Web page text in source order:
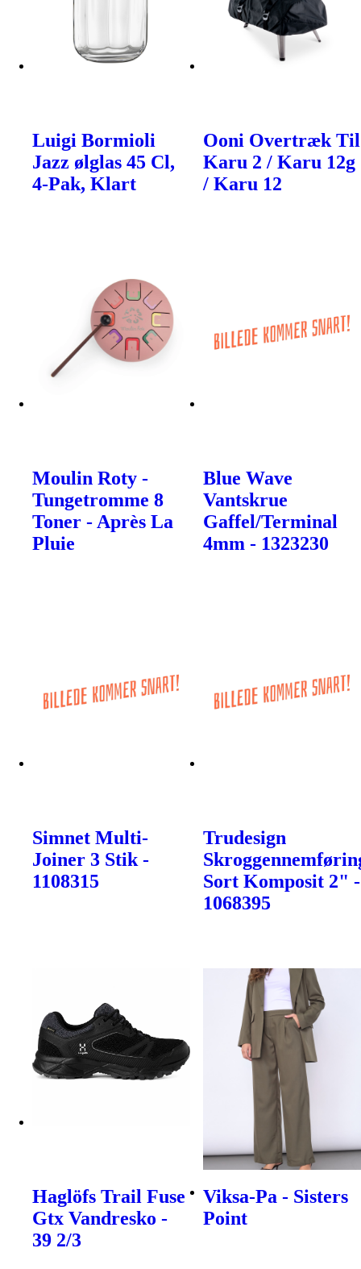
Luigi Bormioli
Jazz ølglas 45 Cl,
4-Pak, Klart
Ooni Overtræk Til
Karu 2 / Karu 12g
/ Karu 12
Moulin Roty -
Tungetromme 8
Toner - Après La
Pluie
Blue Wave
Vantskrue
Gaffel/Terminal
4mm - 1323230
Simnet Multi-
Joiner 3 Stik -
1108315
Trudesign
Sort Komposit 2" -
1068395
Haglöfs Trail Fuse
Gtx Vandresko -
39 2/3
Viksa-Pa - Sisters
Point